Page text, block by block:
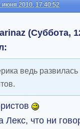
июня 2010, 17:40:52
(Суббота,
ведь развилась
Лекс, что ни